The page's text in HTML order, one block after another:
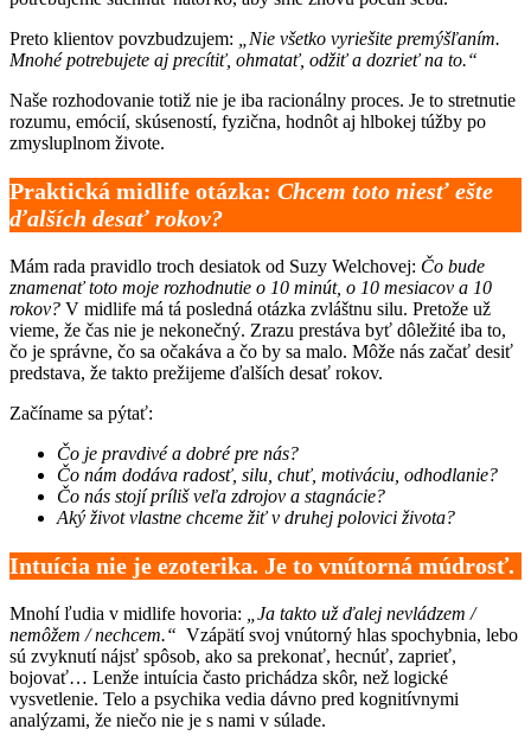
Preto klientov povzbudzujem:
„Nie všetko vyriešite premýšľaním.
Mnohé potrebujete aj precítiť, ohmatať, odžiť a dozrieť na to.“
Naše rozhodovanie totiž nie je iba racionálny proces. Je to stretnutie
rozumu, emócií, skúseností, fyzična, hodnôt aj hlbokej túžby po
zmysluplnom živote.
Praktická midlife otázka: Chcem toto niesť ešte
ďalších desať rokov?
Mám rada pravidlo troch desiatok od Suzy Welchovej: Čo bude
znamenať toto moje rozhodnutie o 10 minút, o 10 mesiacov a 10
rokov? V midlife má tá posledná otázka zvláštnu silu. Pretože už
vieme, že čas nie je nekonečný. Zrazu prestáva byť dôležité iba to,
čo je správne, čo sa očakáva a čo by sa malo. Môže nás začať desiť
predstava, že takto prežijeme ďalších desať rokov.
Začíname sa pýtať:
Čo je pravdivé a dobré pre nás?
Čo nám dodáva radosť, silu, chuť, motiváciu, odhodlanie?
Čo nás stojí príliš veľa zdrojov a stagnácie?
Aký život vlastne chceme žiť v druhej polovici života?
Intuícia nie je ezoterika. Je to vnútorná múdrosť.
Mnohí ľudia v midlife hovoria:
„Ja takto už ďalej nevládzem /
nemôžem / nechcem.“ Vzápätí svoj vnútorný hlas spochybnia, lebo
sú zvyknutí nájsť spôsob, ako sa prekonať, hecnúť, zaprieť,
bojovať… Lenže intuícia často prichádza skôr, než logické
vysvetlenie. Telo a psychika vedia dávno pred kognitívnymi
analýzami, že niečo nie je s nami v súlade.